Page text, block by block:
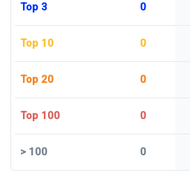
Top 3 0
Top 10 0
Top 20 0
Top 100 0
>100 0